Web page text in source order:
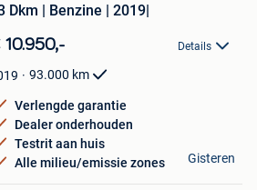
Dkm | Benzine | 2019|
Details
93.000 km
Verlengde garantie
Dealer onderhouden
Testrit aan huis
Alle milieu/emissie zones
Gisteren